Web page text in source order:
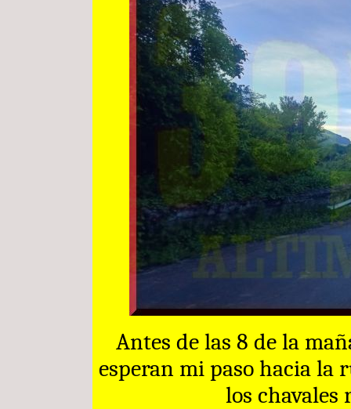
Antes de las 8 de la
esperan mi paso hacia la
los